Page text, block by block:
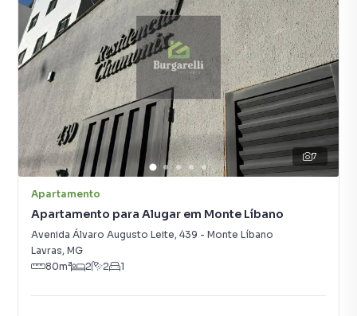
7
Apartamento
Apartamento para Alugar em Monte Líbano
Avenida Álvaro Augusto Leite, 439 - Monte Líbano
Lavras, MG
80m² 2 2 1